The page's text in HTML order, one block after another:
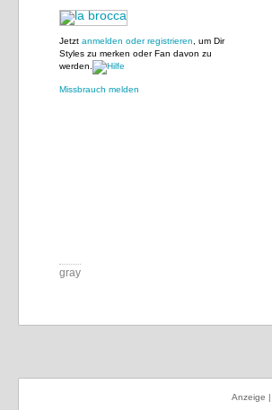
Jetzt anmelden oder registrieren , um Dir
Styles zu merken oder Fan davon zu
werden.
Missbrauch melden
gray
Anzeige